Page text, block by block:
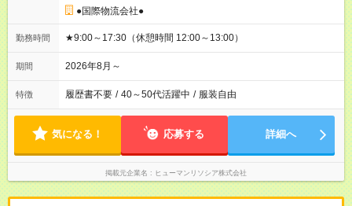
●国際物流会社●
勤務時間 ★9:00～17:30（休憩時間 12:00～13:00）
期間 2026年8月～
特徴 履歴書不要 / 40～50代活躍中 / 服装自由
気になる！ 応募する 詳細へ
掲載元企業名 ヒューマンリソシア株式会社